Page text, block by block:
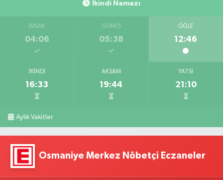
İkindi Namazı
İMSAK
04:06
GÜNEŞ
05:38
ÖĞLE
12:46
İKINDI
16:33
AKŞAM
19:44
YATSI
21:10
Aylık Vakitler
Osmaniye Merkez Nöbetçi Eczaneler